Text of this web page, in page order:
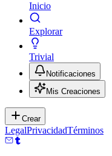
Inicio
Explorar
Trivial
Notificaciones
Mis Creaciones
Crear
LegalPrivacidadTérminos